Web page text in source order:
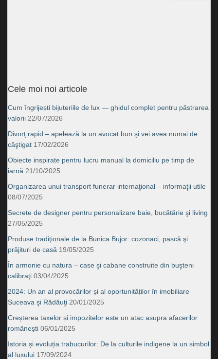
Cele moi noi articole
Cum îngrijești bijuteriile de lux — ghidul complet pentru păstrarea
valorii 22/07/2026
Divorţ rapid – apelează la un avocat bun şi vei avea numai de
câştigat 17/02/2026
Obiecte inspirate pentru lucru manual la domiciliu pe timp de
iarnă 21/10/2025
Organizarea unui transport funerar internaţional – informaţii utile
08/07/2025
Secrete de designer pentru personalizare baie, bucătărie şi living
27/05/2025
Produse tradiţionale de la Bunica Bujor: cozonaci, pască şi
prăjituri de casă 19/05/2025
În armonie cu natura – case şi cabane construite din buşteni
calibraţi 03/04/2025
2024: Un an al provocărilor și al oportunităților în imobiliare
Suceava şi Rădăuţi 20/01/2025
Creșterea taxelor și impozitelor este un atac asupra afacerilor
românești 06/01/2025
Istoria și evoluția trabucurilor: De la culturile indigene la un simbol
al luxului 17/09/2024